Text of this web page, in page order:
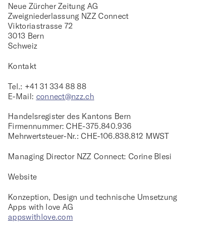
Neue Zürcher Zeitung AG
Zweigniederlassung NZZ Connect
Viktoriastrasse 72
3013 Bern
Schweiz
Kontakt
Tel.: +41 31 334 88 88
E-Mail: connect@nzz.ch
Handelsregister des Kantons Bern
Firmennummer: CHE-375.840.936
Mehrwertsteuer-Nr.: CHE-106.838.812 MWST
Managing Director NZZ Connect: Corine Blesi
Website
Konzeption, Design und technische Umsetzung
Apps with love AG
appswithlove.com